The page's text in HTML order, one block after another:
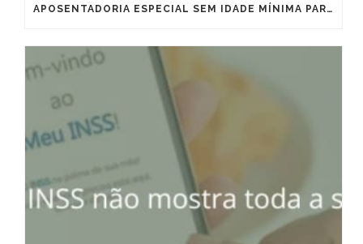
APOSENTADORIA ESPECIAL SEM IDADE MÍNIMA PARA MARÍTIMOS E OFFSHORE: VITÓRIA IMPORTANTE, MAS QUE EXIGE ESTRATÉGIA